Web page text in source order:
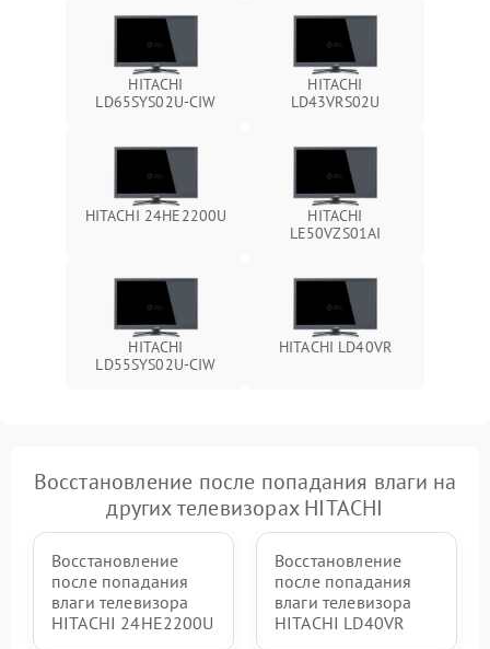
HITACHI
LD65SYS02U-CIW
HITACHI
LD43VRS02U
HITACHI 24HE2200U
HITACHI
LE50VZS01AI
HITACHI
LD55SYS02U-CIW
HITACHI LD40VR
Восстановление после попадания влаги на
других телевизорах HITACHI
Восстановление
после попадания
влаги телевизора
HITACHI 24HE2200U
Восстановление
после попадания
влаги телевизора
HITACHI LD40VR